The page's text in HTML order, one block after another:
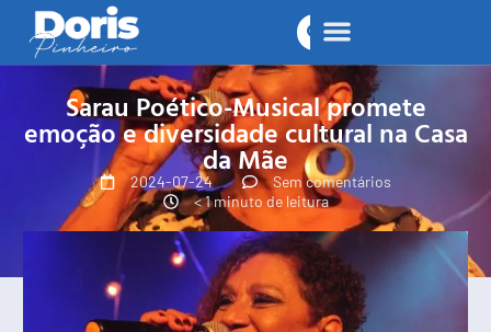
Sarau Poético-Musical promete
emoção e diversidade cultural na Casa
da Mãe
2024-07-24
Sem comentários
< 1 minuto de leitura